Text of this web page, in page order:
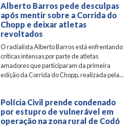
Alberto Barros pede desculpas
após mentir sobre a Corrida do
Chopp e deixar atletas
revoltados
O radialista Alberto Barros está enfrentando
críticas intensas por parte de atletas
amadores que participaram da primeira
edição da Corrida do Chopp, realizada pela...
Polícia Civil prende condenado
por estupro de vulnerável em
operação na zona rural de Codó